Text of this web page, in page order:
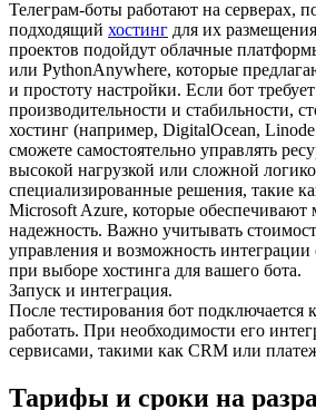
Телеграм-боты работают на серверах,
подходящий хостинг для их
проектов подойдут облачные
или PythonAnywhere, которые
и простоту настройки. Если бот
производительности и стабильности,
хостинг (например, DigitalOcean,
сможете самостоятельно управлять
высокой нагрузкой или сложной
специализированные решения, такие
Microsoft Azure, которые обеспечивают
надежность. Важно учитывать
управления и возможность
при выборе хостинга для вашего бота.
Запуск и интеграция.
После тестирования бот подключается
работать. При необходимости его
сервисами, такими как CRM или
Тарифы и сроки на